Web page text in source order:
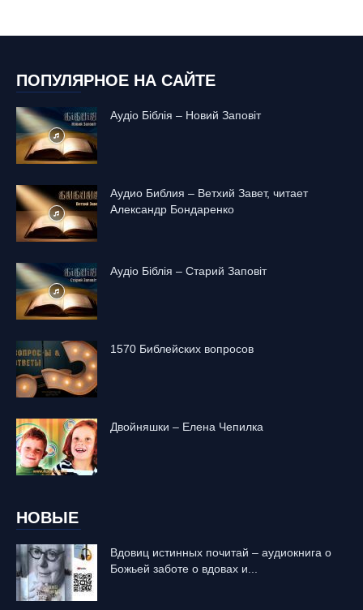
ПОПУЛЯРНОЕ НА САЙТЕ
Аудіо Біблія – Новий Заповіт
Аудио Библия – Ветхий Завет, читает
Александр Бондаренко
Аудіо Біблія – Старий Заповіт
1570 Библейских вопросов
Двойняшки – Елена Чепилка
НОВЫЕ
Вдовиц истинных почитай – аудиокнига о
Божьей заботе о вдовах и...